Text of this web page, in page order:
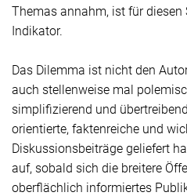
Themas annahm, ist für
Indikator.
Das Dilemma ist nicht den
auch stellenweise mal
simplifizierend und
orientierte, faktenreiche und
Diskussionsbeiträge geliefert
auf, sobald sich die breitere
oberflächlich informiertes